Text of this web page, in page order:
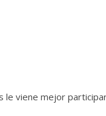
viene mejor